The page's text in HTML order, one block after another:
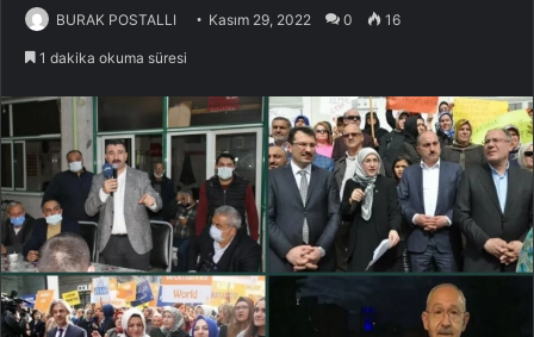
BURAK POSTALLI Kasım 29, 2022 0 16
1 dakika okuma süresi